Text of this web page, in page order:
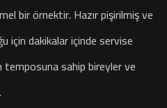
bir örnektir. Hazır pişirilmiş ve
için dakikalar içinde servise
temposuna sahip bireyler ve